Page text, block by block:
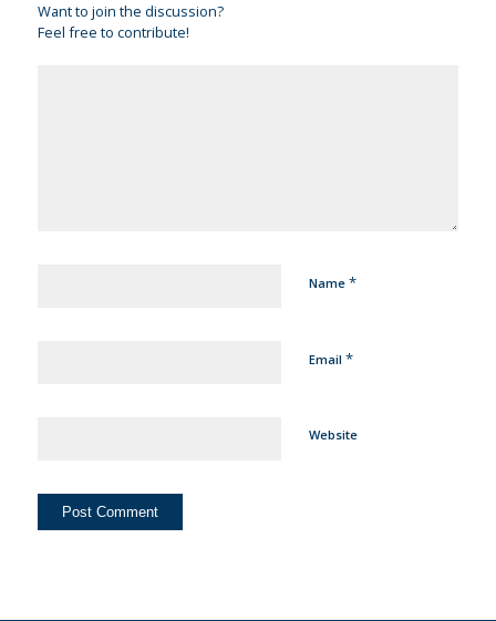
Want to join the discussion?
Feel free to contribute!
Name *
Email *
Website